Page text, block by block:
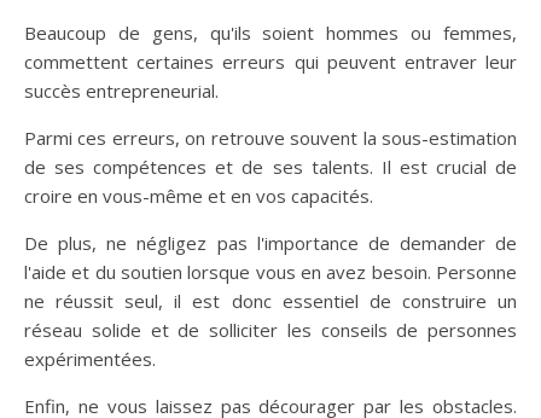
Beaucoup de gens, qu'ils soient hommes ou femmes,
commettent certaines erreurs qui peuvent entraver leur
succès entrepreneurial.
Parmi ces erreurs, on retrouve souvent la sous-estimation
de ses compétences et de ses talents. Il est crucial de
croire en vous-même et en vos capacités.
De plus, ne négligez pas l'importance de demander de
l'aide et du soutien lorsque vous en avez besoin. Personne
ne réussit seul, il est donc essentiel de construire un
réseau solide et de solliciter les conseils de personnes
expérimentées.
Enfin, ne vous laissez pas décourager par les obstacles.